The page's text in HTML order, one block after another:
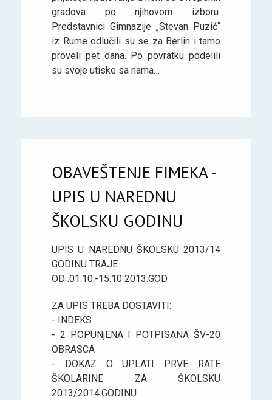
gradova po njihovom izboru.
Predstavnici Gimnazije „Stevan Puzić“
iz Rume odlučili su se za Berlin i tamo
proveli pet dana. Po povratku podelili
su svoje utiske sa nama…
OBAVEŠTENJE FIMEKA -
UPIS U NAREDNU
ŠKOLSKU GODINU
UPIS U NAREDNU ŠKOLSKU 2013/14
GODINU TRAJE
OD .01.10.-15.10 2013.GOD.
ZA UPIS TREBA DOSTAVITI:
- INDEKS
- 2 POPUNjENA I POTPISANA ŠV-20
OBRASCA
- DOKAZ O UPLATI PRVE RATE
ŠKOLARINE ZA ŠKOLSKU
2013/2014.GODINU